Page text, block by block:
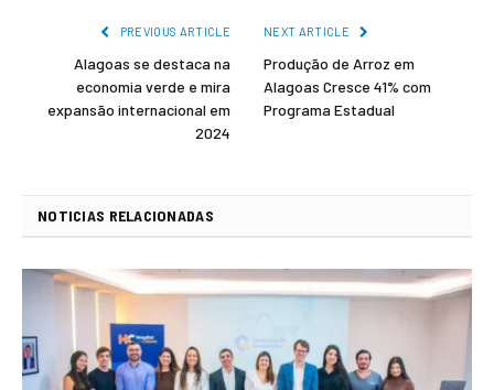
PREVIOUS ARTICLE
Alagoas se destaca na
economia verde e mira
expansão internacional em
2024
NEXT ARTICLE
Produção de Arroz em
Alagoas Cresce 41% com
Programa Estadual
NOTICIAS RELACIONADAS